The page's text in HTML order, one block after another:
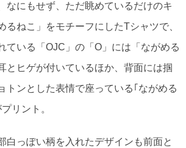
なにもせず、ただ眺めているだけのキ
るねこ」をモチーフにしたTシャツで、
ている「OJC」の「O」には「ながめる
とヒゲが付いているほか、背面には掴
トンとした表情で座っている｢ながめる
リント。
白っぽい柄を入れたデザインも前面と